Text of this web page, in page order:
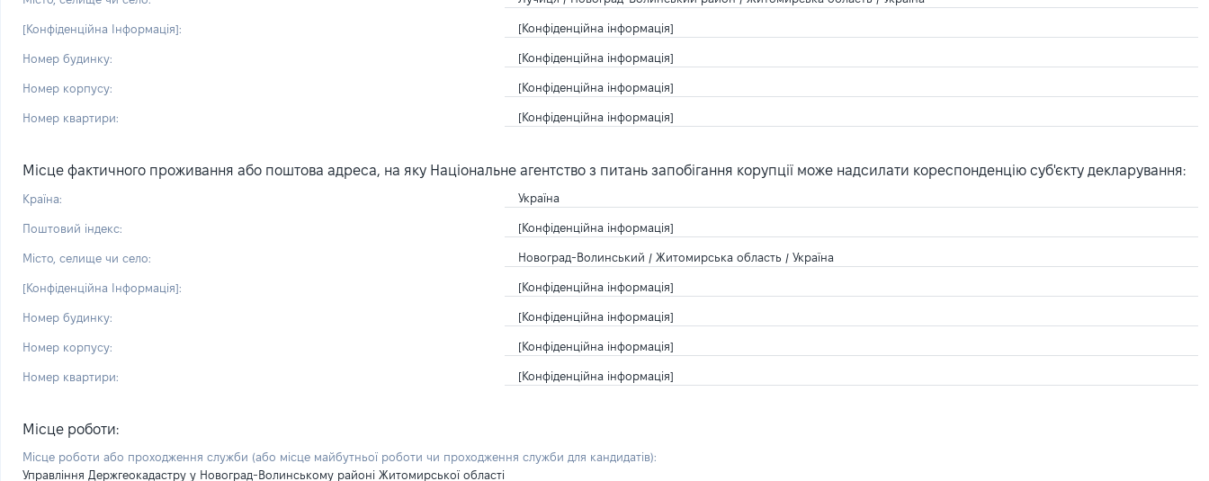
[Конфіденційна Інформація]: [Конфіденційна інформація]
Номер будинку: [Конфіденційна інформація]
Номер корпусу: [Конфіденційна інформація]
Номер квартири: [Конфіденційна інформація]
Місце фактичного проживання або поштова адреса, на яку Національне агентство з питань запобігання корупції може надсилати кореспонденцію суб'єкту декларування:
Країна: Україна
Поштовий індекс: [Конфіденційна інформація]
Місто, селище чи село: Новоград-Волинський / Житомирська область / Україна
[Конфіденційна Інформація]: [Конфіденційна інформація]
Номер будинку: [Конфіденційна інформація]
Номер корпусу: [Конфіденційна інформація]
Номер квартири: [Конфіденційна інформація]
Місце роботи:
Місце роботи або проходження служби (або місце майбутньої роботи чи проходження служби для кандидатів):
Управління Держгеокадастру у Новоград-Волинському районі Житомирської області